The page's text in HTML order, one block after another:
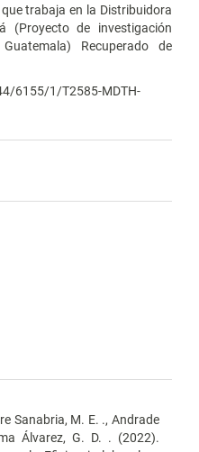
trabaja en la Distribuidora
(Proyecto de investigación
Recuperado de
6155/1/T2585-MDTH-
Sanabria, M. E. ., Andrade
Álvarez, G. D. . (2022).